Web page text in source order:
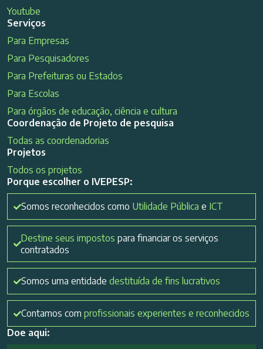
Youtube
Serviços
Para Empresas
Para Pesquisadores
Para Prefeituras ou Estados
Para Escolas
Para órgãos de educação, ciência e cultura
Coordenação de Projeto de pesquisa
Todas as coordenadorias
Projetos
Todos os projetos
Porque escolher o IVEPESP:
Somos reconhecidos como Utilidade Pública e ICT
Destine seus impostos para financiar os serviços
contratados
Somos uma entidade destituída de fins lucrativos
Contamos com profissionais experientes e reconhecidos
Doe aqui: